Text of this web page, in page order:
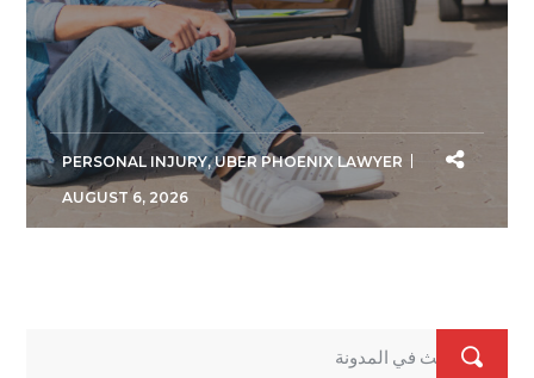
PERSONAL INJURY,UBER PHOENIX LAWYER
AUGUST 6, 2026